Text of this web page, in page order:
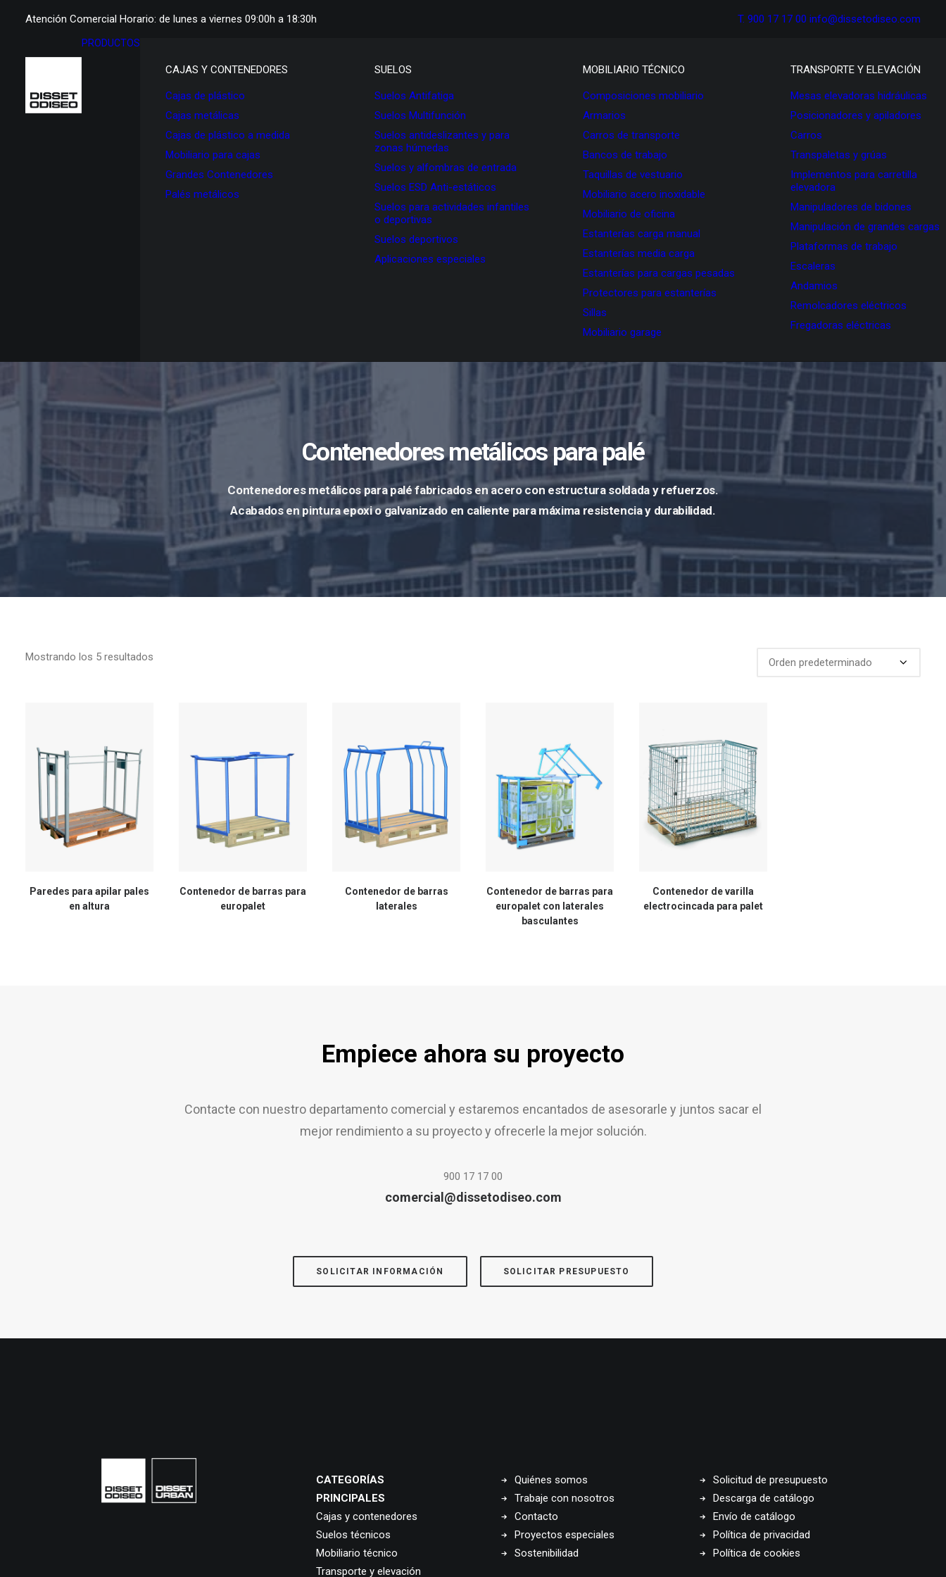
Atención Comercial Horario: de lunes a viernes 09:00h a 18:30h T. 900 17 17 00 info@dissetodiseo.com
PRODUCTOS
CAJAS Y CONTENEDORES
Cajas de plástico
Cajas metálicas
Cajas de plástico a medida
Mobiliario para cajas
Grandes Contenedores
Palés metálicos
SUELOS
Suelos Antifatiga
Suelos Multifunción
Suelos antideslizantes y para
zonas húmedas
Suelos y alfombras de entrada
Suelos ESD Anti-estáticos
Suelos para actividades infantiles
o deportivas
Suelos deportivos
Aplicaciones especiales
MOBILIARIO TÉCNICO
Composiciones mobiliario
Armarios
Carros de transporte
Bancos de trabajo
Taquillas de vestuario
Mobiliario acero inoxidable
Mobiliario de oficina
Estanterías carga manual
Estanterías media carga
Estanterías para cargas pesadas
Protectores para estanterías
Sillas
Mobiliario garage
TRANSPORTE Y ELEVACIÓN
Mesas elevadoras hidráulicas
Posicionadores y apiladores
Carros
Transpaletas y grúas
Implementos para carretilla
elevadora
Manipuladores de bidones
Manipulación de grandes cargas
Plataformas de trabajo
Escaleras
Andamios
Remolcadores eléctricos
Fregadoras eléctricas
Contenedores metálicos para palé
Contenedores metálicos para palé fabricados en acero conestructura soldada y refuerzos.
Acabados en pintura epoxi o galvanizado en caliente para máxima resistencia y durabilidad.
Mostrando los 5 resultados
Paredes para apilar pales
en altura
Contenedor de barras para
europalet
Contenedor de barras
laterales
Contenedor de barras para
europalet con laterales
basculantes
Contenedor de varilla
electrocincada para palet
Empiece ahora su proyecto
Contacte con nuestro departamento comercial y estaremos encantados de asesorarle y juntos sacar el
mejor rendimiento a su proyecto y ofrecerle la mejor solución.
900 17 17 00
comercial@dissetodiseo.com
SOLICITAR INFORMACIÓN SOLICITAR PRESUPUESTO
CATEGORÍAS
PRINCIPALES
Cajas y contenedores
Suelos técnicos
Mobiliario técnico
Transporte y elevación
Quiénes somos
Trabaje con nosotros
Contacto
Proyectos especiales
Sostenibilidad
Solicitud de presupuesto
Descarga de catálogo
Envío de catálogo
Política de privacidad
Política de cookies